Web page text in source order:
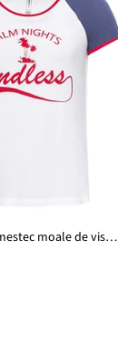
Tricou din amestec moale de viscoză